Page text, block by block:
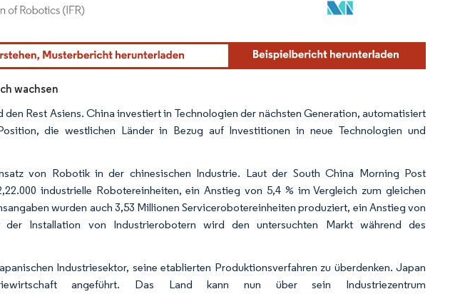
gemäß CC BY 4.0.
wachsen
Rest Asiens. China investiert in Technologien der nächsten Generation, automatisiert
die westlichen Länder in Bezug auf Investitionen in neue Technologien und
von Robotik in der chinesischen Industrie. Laut der South China Morning Post
industrielle Robotereinheiten, ein Anstieg von 5,4 % im Vergleich zum gleichen
wurden auch 3,53 Millionen Servicerobotereinheiten produziert, ein Anstieg von
Installation von Industrierobotern wird den untersuchten Markt während des
Industriesektor, seine etablierten Produktionsverfahren zu überdenken. Japan
angeführt. Das Land kann nun über sein Industriezentrum